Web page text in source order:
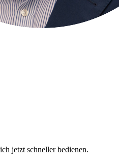
jetzt schneller bedienen.